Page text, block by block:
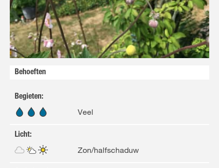
Behoeften
Begieten:
Veel
Licht:
Zon/halfschaduw